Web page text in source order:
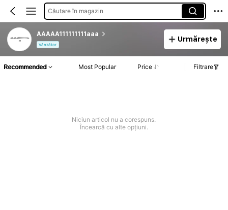
Căutare în magazin
AAAAA111111111aaa
Vânzător
Urmărește
Recommended Most Popular Price Filtrare
Niciun articol nu a corespuns.
Încearcă cu alte opțiuni.